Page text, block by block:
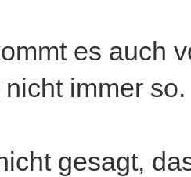
es auch
immer so.
gesagt,